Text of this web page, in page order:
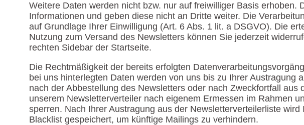
Weitere Daten werden nicht bzw. nur auf freiwilliger Basis
Informationen und geben diese nicht an Dritte weiter. Die
auf Grundlage Ihrer Einwilligung (Art. 6 Abs. 1 lit. a DSGVO). Die
Nutzung zum Versand des Newsletters können Sie jederzeit
rechten Sidebar der Startseite.
Die Rechtmäßigkeit der bereits erfolgten
bei uns hinterlegten Daten werden von uns bis zu Ihrer
nach der Abbestellung des Newsletters oder nach Zweckfortfall
unserem Newsletterverteiler nach eigenem Ermessen im Rahmen
sperren. Nach Ihrer Austragung aus der Newsletterverteilerliste
Blacklist gespeichert, um künftige Mailings zu verhindern.